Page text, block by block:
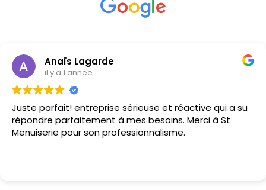
Anaïs Lagarde
il y a 1 année
Juste parfait! entreprise sérieuse et réactive qui a su
répondre parfaitement à mes besoins. Merci à St
Menuiserie pour son professionnalisme.